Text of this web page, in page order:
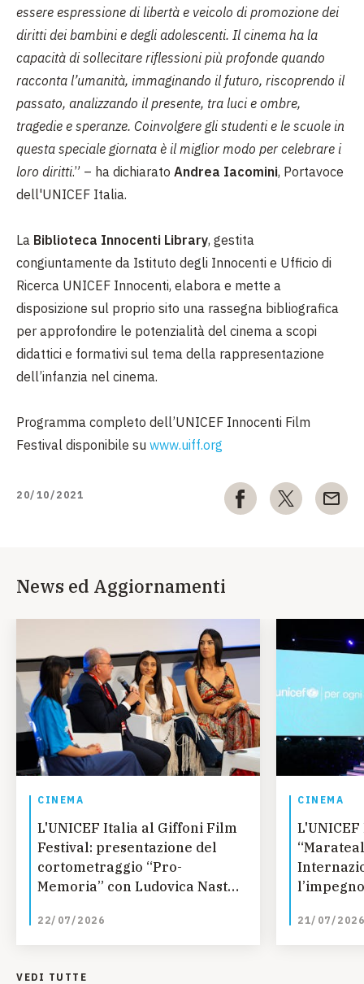
essere espressione di libertà e veicolo di promozione dei
diritti dei bambini e degli adolescenti. Il cinema ha la
capacità di sollecitare riflessioni più profonde quando
racconta l’umanità, immaginando il futuro, riscoprendo il
passato, analizzando il presente, tra luci e ombre,
tragedie e speranze. Coinvolgere gli studenti e le scuole in
questa speciale giornata è il miglior modo per celebrare i
loro diritti.” – ha dichiarato Andrea Iacomini, Portavoce
dell'UNICEF Italia.
La Biblioteca Innocenti Library, gestita
congiuntamente da Istituto degli Innocenti e Ufficio di
Ricerca UNICEF Innocenti, elabora e mette a
disposizione sul proprio sito una rassegna bibliografica
per approfondire le potenzialità del cinema a scopi
didattici e formativi sul tema della rappresentazione
dell’infanzia nel cinema.
Programma completo dell’UNICEF Innocenti Film
Festival disponibile su www.uiff.org
20/10/2021
News ed Aggiornamenti
CINEMA
L'UNICEF Italia al Giffoni Film
Festival: presentazione del
cortometraggio “Pro-
Memoria” con Ludovica Nasti
22/07/2026
CINEMA
21/07/2026
VEDI TUTTE